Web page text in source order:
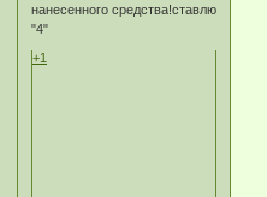
нанесенного средства!ставлю
"4"
+1